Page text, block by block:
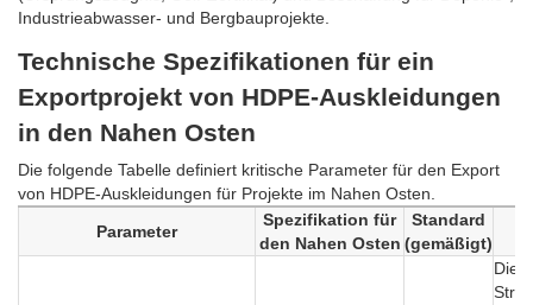
Industrieabwasser- und Bergbauprojekte.
Technische Spezifikationen für ein
Exportprojekt von HDPE-Auskleidungen
in den Nahen Osten
Die folgende Tabelle definiert kritische Parameter für den Export
von HDPE-Auskleidungen für Projekte im Nahen Osten.
Parameter
Spezifikation für
den Nahen Osten
Standard
(gemäßigt)
Die